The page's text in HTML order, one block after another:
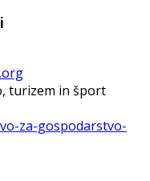
turizem in šport
za-gospodarstvo-